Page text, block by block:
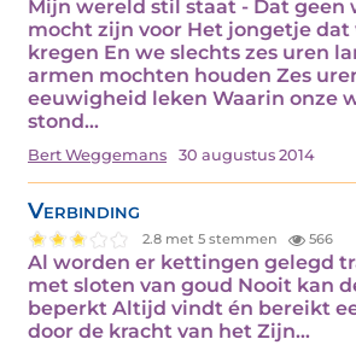
Mijn wereld stil staat - Dat geen
mocht zijn voor Het jongetje
kregen En we slechts zes uren
armen mochten houden Zes
eeuwigheid leken Waarin onze
stond…
Bert Weggemans 30 augustus 2014
Verbinding
2.8 met 5 stemmen 566
Al worden er kettingen gelegd
met sloten van goud Nooit kan
beperkt Altijd vindt én bereikt
door de kracht van het Zijn…